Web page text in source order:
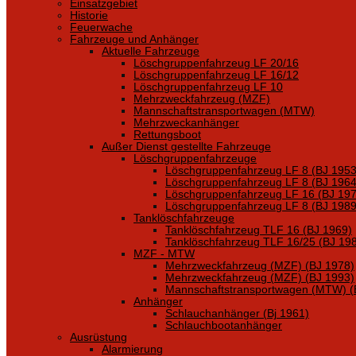
Einsatzgebiet
Historie
Feuerwache
Fahrzeuge und Anhänger
Aktuelle Fahrzeuge
Löschgruppenfahrzeug LF 20/16
Löschgruppenfahrzeug LF 16/12
Löschgruppenfahrzeug LF 10
Mehrzweckfahrzeug (MZF)
Mannschaftstransportwagen (MTW)
Mehrzweckanhänger
Rettungsboot
Außer Dienst gestellte Fahrzeuge
Löschgruppenfahrzeuge
Löschgruppenfahrzeug LF 8 (BJ
Löschgruppenfahrzeug LF 8 (BJ
Löschgruppenfahrzeug LF 16 (BJ
Löschgruppenfahrzeug LF 8 (BJ
Tanklöschfahrzeuge
Tanklöschfahrzeug TLF 16 (BJ 1969)
Tanklöschfahrzeug TLF 16/25 (BJ
MZF - MTW
Mehrzweckfahrzeug (MZF) (BJ 1978)
Mehrzweckfahrzeug (MZF) (BJ 1993)
Mannschaftstransportwagen (MTW)
Anhänger
Schlauchanhänger (Bj 1961)
Schlauchbootanhänger
Ausrüstung
Alarmierung